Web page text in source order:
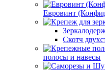
Евровинт
Скотч
полосы и навесы